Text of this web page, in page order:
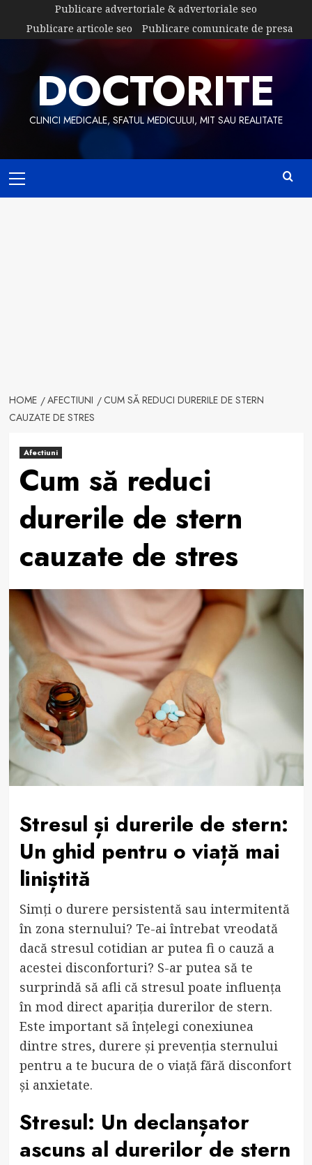
content
Publicare advertoriale & advertoriale seo
Publicare articole seo
Publicare comunicate de presa
DOCTORITE
CLINICI MEDICALE, SFATUL MEDICULUI, MIT SAU REALITATE
Menu
HOME AFECTIUNI
CUM SĂ REDUCI DURERILE DE STERN
CAUZATE DE STRES
Afectiuni
Cum să reduci
durerile de stern
cauzate de stres
Stresul și durerile de stern:
Un ghid pentru o viață mai
liniștită
Simți o durere persistentă sau intermitentă
în zona sternului? Te-ai întrebat vreodată
dacă stresul cotidian ar putea fi o cauză a
acestei disconforturi? S-ar putea să te
surprindă să afli că stresul poate influența
în mod direct apariția durerilor de stern.
Este important să înțelegi conexiunea
dintre stres, durere și prevenția sternului
pentru a te bucura de o viață fără disconfort
și anxietate.
Stresul: Un declanșator
ascuns al durerilor de stern